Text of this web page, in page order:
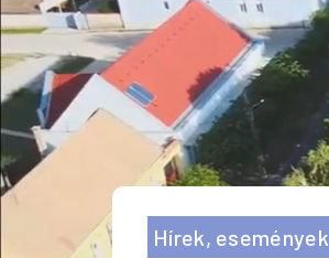
Hírek, események